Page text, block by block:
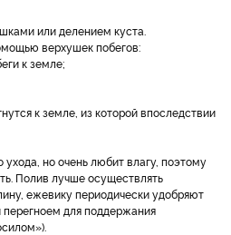
или делением куста.
верхушек побегов:
к земле;
к земле, из которой впоследствии
но очень любит влагу, поэтому
Полив лучше осуществлять
ежевику периодически удобряют
для поддержания